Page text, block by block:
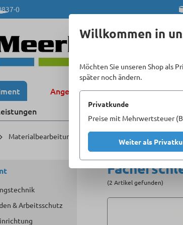
0
Angebote % Kataloge
Willkommen in
Möchten Sie unseren Shop als
später noch ändern.
Privatkunde
Preise mit Mehrwertsteuer
Weiter als
Materialbearbeitung
& Arbeitsschutz
(2 Artikel gefunden)